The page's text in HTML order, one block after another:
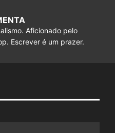
Aficionado pelo
Escrever é um prazer.